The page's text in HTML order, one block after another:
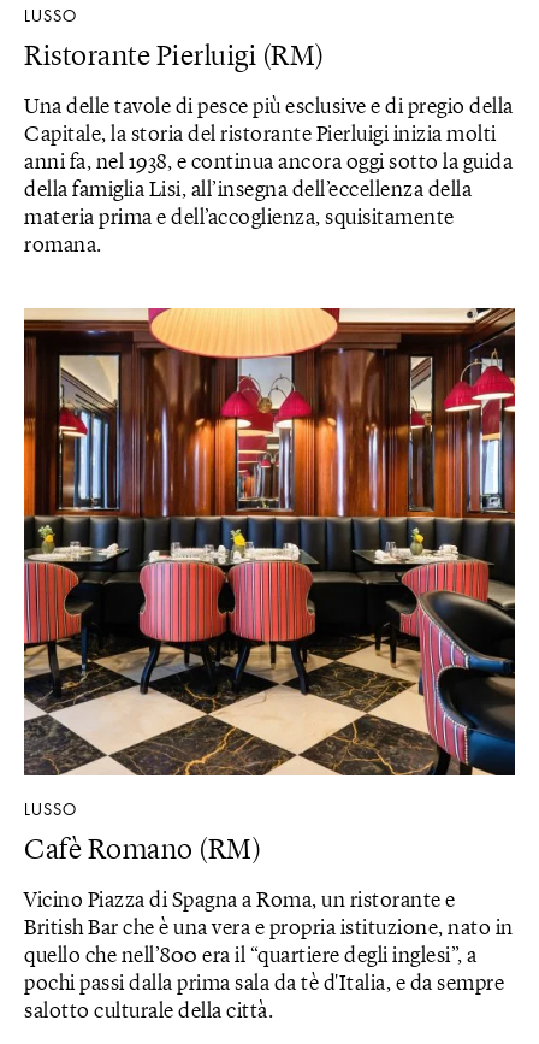
LUSSO
Ristorante Pierluigi (RM)
Una delle tavole di pesce più esclusive e di pregio della
Capitale, la storia del ristorante Pierluigi inizia molti
anni fa, nel 1938, e continua ancora oggi sotto la guida
della famiglia Lisi, all’insegna dell’eccellenza della
materia prima e dell’accoglienza, squisitamente
romana.
LUSSO
Cafè Romano (RM)
Vicino Piazza di Spagna a Roma, un ristorante e
British Bar che è una vera e propria istituzione, nato in
quello che nell’800 era il “quartiere degli inglesi”, a
pochi passi dalla prima sala da tè d'Italia, e da sempre
salotto culturale della città.